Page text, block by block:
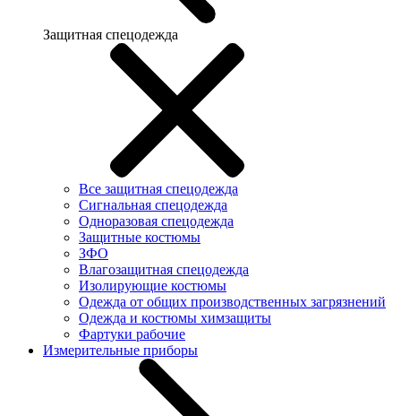
Защитная спецодежда
Все защитная спецодежда
Сигнальная спецодежда
Одноразовая спецодежда
Защитные костюмы
ЗФО
Влагозащитная спецодежда
Изолирующие костюмы
Одежда от общих производственных загрязнений
Одежда и костюмы химзащиты
Фартуки рабочие
Измерительные приборы